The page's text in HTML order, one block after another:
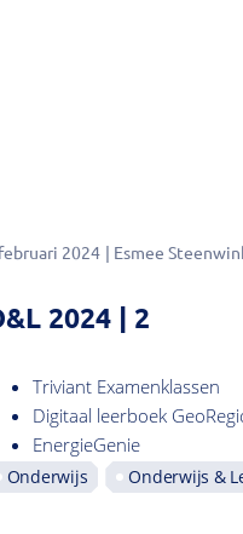
2024 Esmee
2024 | 2
Triviant Examenklassen
Digitaal leerboek
EnergieGenie
Onderwijs Onderwijs &